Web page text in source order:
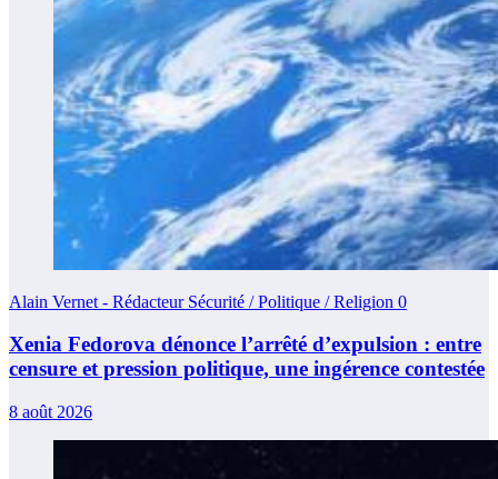
Alain Vernet - Rédacteur Sécurité / Politique / Religion 0
Xenia Fedorova dénonce l’arrêté d’expulsion : entre
censure et pression politique, une ingérence contestée
8 août 2026